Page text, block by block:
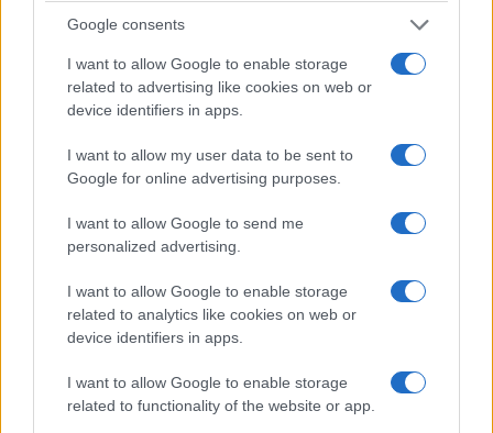
Google consents
I want to allow Google to enable storage
related to advertising like cookies on web or
device identifiers in apps.
I want to allow my user data to be sent to
Google for online advertising purposes.
I want to allow Google to send me
personalized advertising.
I want to allow Google to enable storage
related to analytics like cookies on web or
device identifiers in apps.
I want to allow Google to enable storage
related to functionality of the website or app.
Χεζμπολάχ – Νέες συνομιλίες στη Ρώμη
Θέουτα: Οι «27» αναζητούν κοινή γραμμή μετά τη
μαζική είσοδο 60.000 μεταναστών